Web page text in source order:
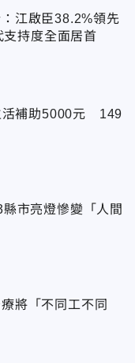
江啟臣38.2%領先
持度全面居首
活補助5000元 149
市亮燈慘變「人間
將「不同工不同